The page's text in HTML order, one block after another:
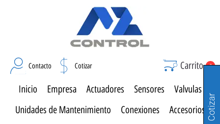
Contacto Cotizar Carrito 0
Inicio Empresa Actuadores Sensores
Valvulas
Unidades de Mantenimiento
Conexiones
Accesorios Cotizar